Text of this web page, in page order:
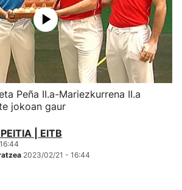
Peña II.a-Mariezkurrena II.a
jokoan gaur
| EITB
2023/02/21 - 16:44